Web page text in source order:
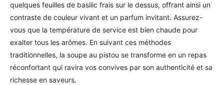
quelques feuilles de basilic frais sur le dessus, offrant ainsi un
contraste de couleur vivant et un parfum invitant. Assurez-
vous que la température de service est bien chaude pour
exalter tous les arômes. En suivant ces méthodes
traditionnelles, la soupe au pistou se transforme en un repas
réconfortant qui ravira vos convives par son authenticité et sa
richesse en saveurs.